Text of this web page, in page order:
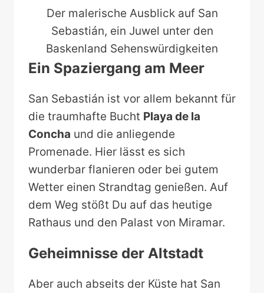
Der malerische Ausblick auf San
Sebastián, ein Juwel unter den
Baskenland Sehenswürdigkeiten
Ein Spaziergang am Meer
San Sebastián ist vor allem bekannt für
die traumhafte Bucht Playa de la
Concha und die anliegende
Promenade. Hier lässt es sich
wunderbar flanieren oder bei gutem
Wetter einen Strandtag genießen. Auf
dem Weg stößt Du auf das heutige
Rathaus und den Palast von Miramar.
Geheimnisse der Altstadt
Aber auch abseits der Küste hat San